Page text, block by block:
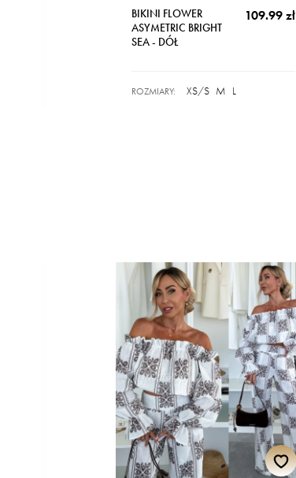
BIKINI FLOWER
ASYMETRIC BRIGHT
SEA - DÓŁ
109.99 zł
ROZMIARY: XS/S M L